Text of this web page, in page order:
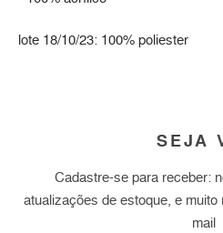
lote 18/10/23: 100% poliester
SEJA
Cadastre-se para receber:
atualizações de estoque, e
mail